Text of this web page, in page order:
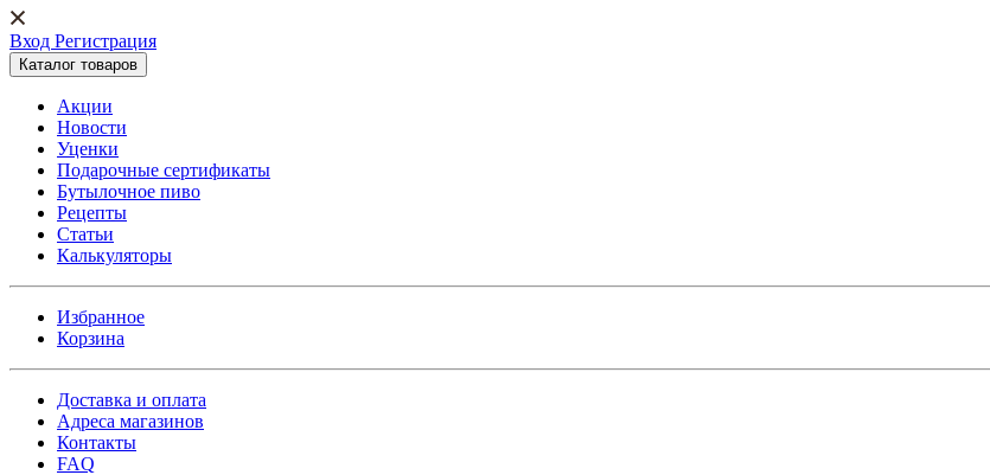
Вход Регистрация
Каталог товаров
Акции
Новости
Уценки
Подарочные сертификаты
Бутылочное пиво
Рецепты
Статьи
Калькуляторы
Избранное
Корзина
Доставка и оплата
Адреса магазинов
Контакты
FAQ